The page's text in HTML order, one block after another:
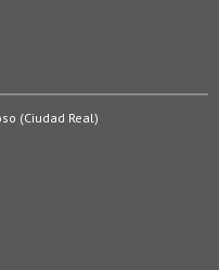
(Ciudad Real)